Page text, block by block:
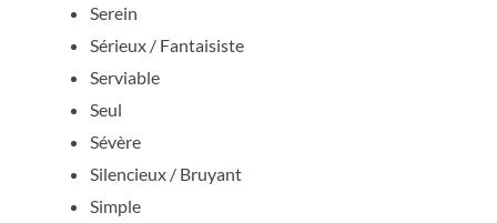
Serein
Sérieux / Fantaisiste
Serviable
Seul
Sévère
Silencieux / Bruyant
Simple